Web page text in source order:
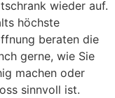
wieder auf.
höchste
beraten die
gerne, wie Sie
machen oder
sinnvoll ist.